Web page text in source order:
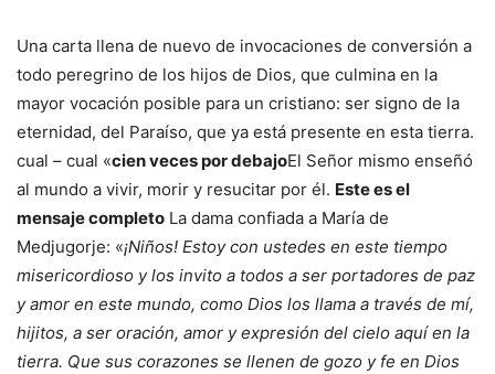
Una carta llena de nuevo de invocaciones de conversión a
todo peregrino de los hijos de Dios, que culmina en la
mayor vocación posible para un cristiano: ser signo de la
eternidad, del Paraíso, que ya está presente en esta tierra.
cual – cual «cien veces por debajoEl Señor mismo enseñó
al mundo a vivir, morir y resucitar por él. Este es el
mensaje completo La dama confiada a María de
Medjugorje: «¡Niños! Estoy con ustedes en este tiempo
misericordioso y los invito a todos a ser portadores de paz
y amor en este mundo, como Dios los llama a través de mí,
hijitos, a ser oración, amor y expresión del cielo aquí en la
tierra. Que sus corazones se llenen de gozo y fe en Dios